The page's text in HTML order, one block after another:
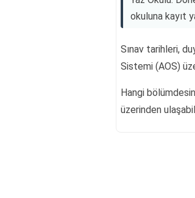
okuluna kayıt
Sınav tarihleri,
Sistemi (AOS)
Hangi
üzerinden